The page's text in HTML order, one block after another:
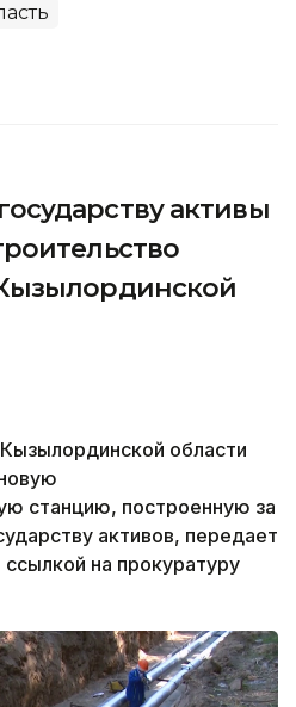
активы
области
станцию, построенную за
активов, передает
на прокуратуру